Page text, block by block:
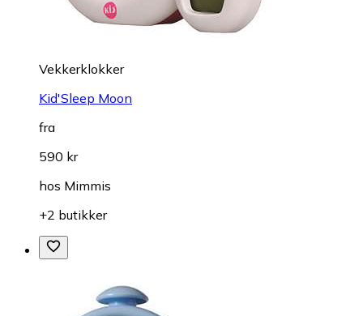
Vekkerklokker
Kid'Sleep Moon
fra
590 kr
hos Mimmis
+2 butikker